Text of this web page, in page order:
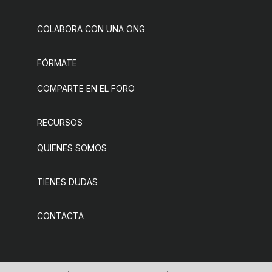
COLABORA CON UNA ONG
FÓRMATE
COMPARTE EN EL FORO
RECURSOS
QUIENES SOMOS
TIENES DUDAS
CONTACTA